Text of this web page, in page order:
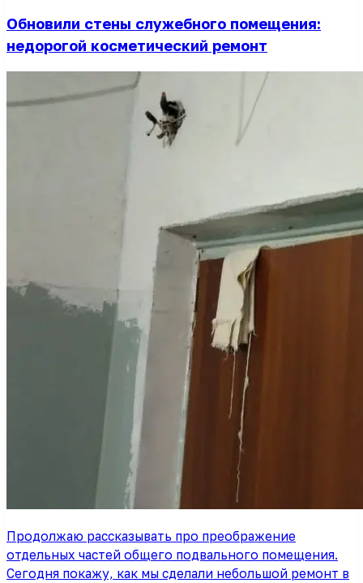
Обновили стены служебного помещения:
недорогой косметический ремонт
Продолжаю рассказывать про преображение
отдельных частей общего подвального помещения.
Сегодня покажу, как мы сделали небольшой ремонт в